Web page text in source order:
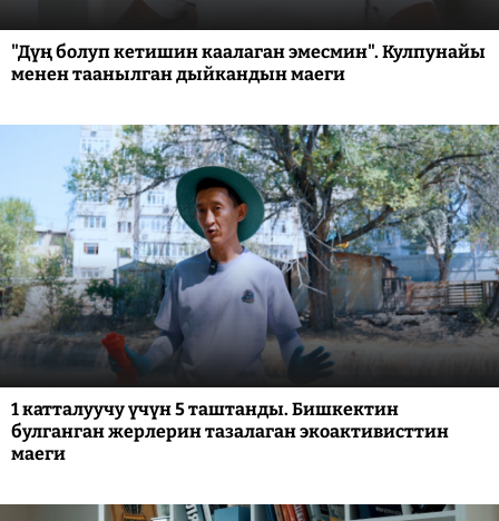
"Дүң болуп кетишин каалаган эмесмин". Кулпунайы
менен таанылган дыйкандын маеги
1 катталуучу үчүн 5 таштанды. Бишкектин
булганган жерлерин тазалаган экоактивисттин
маеги